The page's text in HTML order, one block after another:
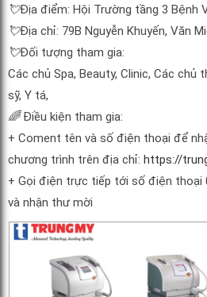
💘Địa điểm: Hội Trường tầng 3 Bệnh
💘Địa chỉ: 79B Nguyễn Khuyến, Văn
💘Đối tượng tham gia:
Các chủ Spa, Beauty, Clinic, Các chủ
sỹ, Y tá,
🌈Điều kiện tham gia:
+ Coment tên và số điện thoại để
chương trình trên địa chỉ: https://
+ Gọi điện trực tiếp tới số điện thoại
và nhận thư mời